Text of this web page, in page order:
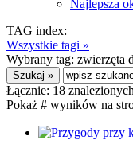
Najlepsza
TAG index:
Wszystkie tagi »
Wybrany tag: zwierzęta
Łącznie: 18
Pokaż # wyników na